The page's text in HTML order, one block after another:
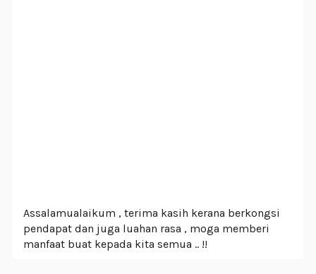
Assalamualaikum , terima kasih kerana berkongsi
pendapat dan juga luahan rasa , moga memberi
manfaat buat kepada kita semua .. !!